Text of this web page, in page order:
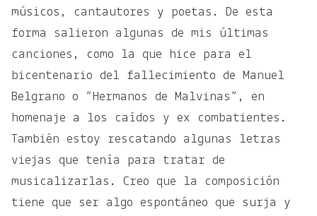
músicos, cantautores y poetas. De esta
forma salieron algunas de mis últimas
canciones, como la que hice para el
bicentenario del fallecimiento de Manuel
Belgrano o “Hermanos de Malvinas”, en
homenaje a los caídos y ex combatientes.
También estoy rescatando algunas letras
viejas que tenía para tratar de
musicalizarlas. Creo que la composición
tiene que ser algo espontáneo que surja y